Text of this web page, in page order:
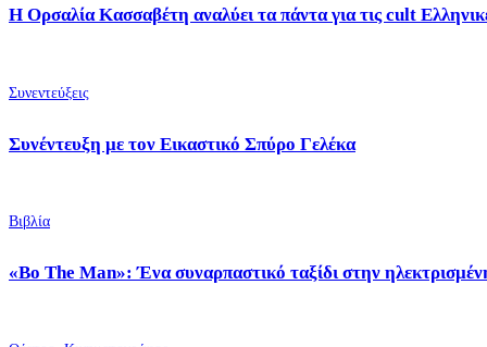
Η Ορσαλία Κασσαβέτη αναλύει τα πάντα για τις cult
Συνεντεύξεις
Συνέντευξη με τον Εικαστικό Σπύρο Γελέκα
Βιβλία
«Bo The Man»: Ένα συναρπαστικό ταξίδι στην